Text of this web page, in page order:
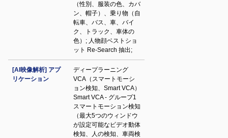
（性別、服装の色、カバ
ン、帽子）、乗り物（自
転車、バス、車、バイ
ク、トラック、車体の
色）; 人物顔ベストショ
ット Re-Search 抽出;
[AI映像解析] アプ
リケーション
ディープラーニング
VCA（スマートモーシ
ョン検知、Smart VCA）
Smart VCA - グループ1
スマートモーション検知
（最大5つのウィンドウ
が設定可能なビデオ動体
検知、人の検知、車両検